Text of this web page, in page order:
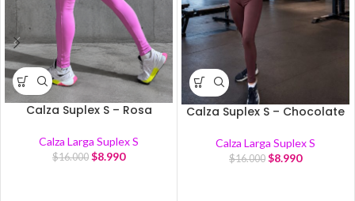
Calza Suplex S – Rosa
Calza Larga Suplex S
$16.000 $8.990
Calza Suplex S – Chocolate
Calza Larga Suplex S
$16.000 $8.990